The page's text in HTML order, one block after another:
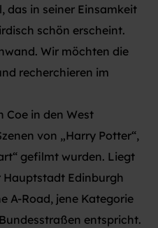
das in seiner Einsamkeit
schön erscheint.
Wir möchten die
recherchieren im
Coe in den West
von „Harry Potter“,
gefilmt wurden. Liegt
Hauptstadt Edinburgh
A-Road, jene Kategorie
entspricht.